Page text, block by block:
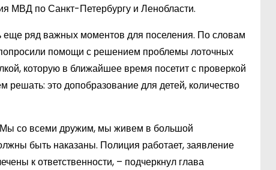
МВД по Санкт-Петербургу и Ленобласти.
еще ряд важных моментов для поселения. По словам
помощи с решением проблемы лоточных
которую в ближайшее время посетит с проверкой
это допобразование для детей, количество
Мы со всеми дружим, мы живем в большой
быть наказаны. Полиция работает, заявление
к ответственности, – подчеркнул глава